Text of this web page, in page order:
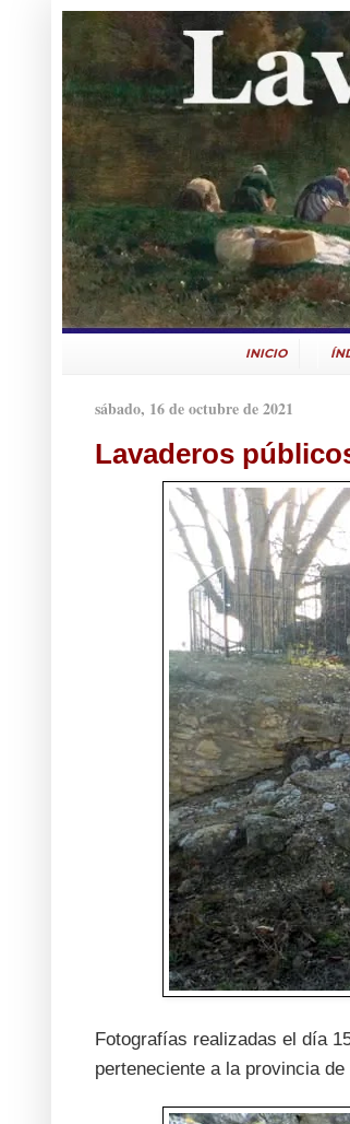
INICIO
sábado, 16 de octubre de 2021
Lavaderos
Fotografías realizadas el día
perteneciente a la provincia